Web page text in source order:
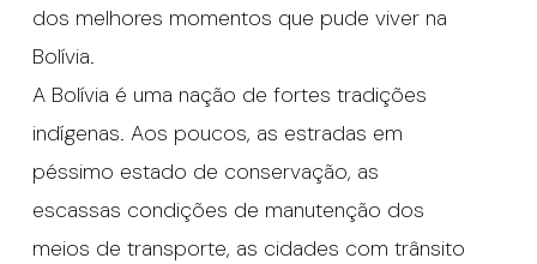
dos melhores momentos que pude viver na
Bolívia.
A Bolívia é uma nação de fortes tradições
indígenas. Aos poucos, as estradas em
péssimo estado de conservação, as
escassas condições de manutenção dos
meios de transporte, as cidades com trânsito